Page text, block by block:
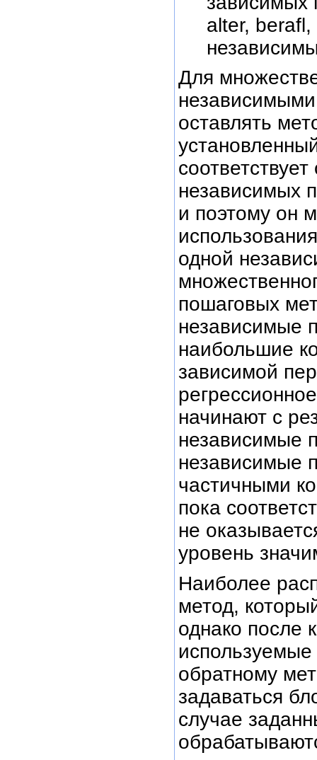
alter,
Для
оставлять
независимых
и поэтому он
одной
пошаговых
независимые
наибольшие
зависимой
начинают с
независимые
независимые
частичными
пока
не
уровень
Наиболее
метод,
однако после
обратному
задаваться
случае